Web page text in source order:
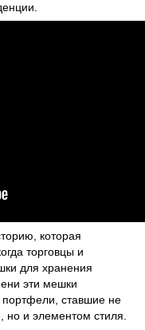
которая
торговцы и
для хранения
эти мешки
ставшие не
но и элементом стиля.